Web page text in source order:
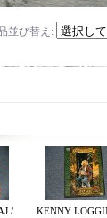
並び替え :
/
KENNY